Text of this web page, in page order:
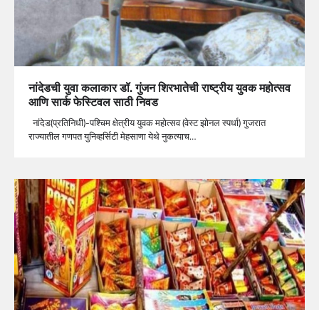
नांदेडची युवा कलाकार डॉ. गुंजन शिरभातेची राष्ट्रीय युवक महोत्सव
आणि सार्क फेस्टिवल साठी निवड
नांदेड(प्रतिनिधी)-पश्चिम क्षेत्रीय युवक महोत्सव (वेस्ट झोनल स्पर्धा) गुजरात
राज्यातील गणपत युनिव्हर्सिटी मेहसाणा येथे नुकत्याच…